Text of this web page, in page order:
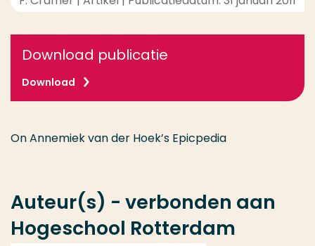
Download publicatie
Download
On Annemiek van der Hoek’s Epicpedia
Auteur(s) - verbonden aan
Hogeschool Rotterdam